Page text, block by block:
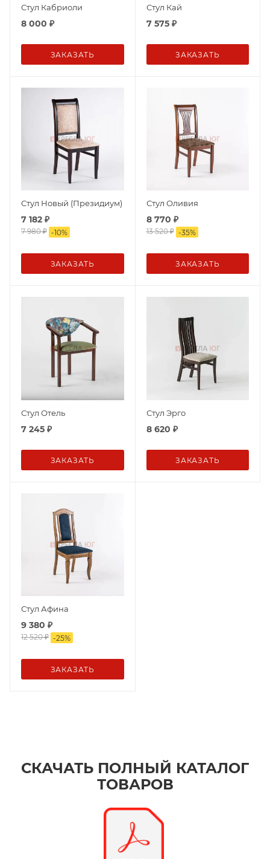
Стул Кабриоли
8 000 ₽
ЗАКАЗАТЬ
Стул Кай
7 575₽
ЗАКАЗАТЬ
Стул Новый (Президиум)
7 182 ₽
7 980₽ -10%
ЗАКАЗАТЬ
Стул Оливия
8 770 ₽
13 520₽ -35%
ЗАКАЗАТЬ
Стул Отель
7 245 ₽
ЗАКАЗАТЬ
Стул Эрго
8 620 ₽
ЗАКАЗАТЬ
Стул Афина
9 380 ₽
12 520₽ -25%
ЗАКАЗАТЬ
СКАЧАТЬ ПОЛНЫЙ КАТАЛОГ
ТОВАРОВ